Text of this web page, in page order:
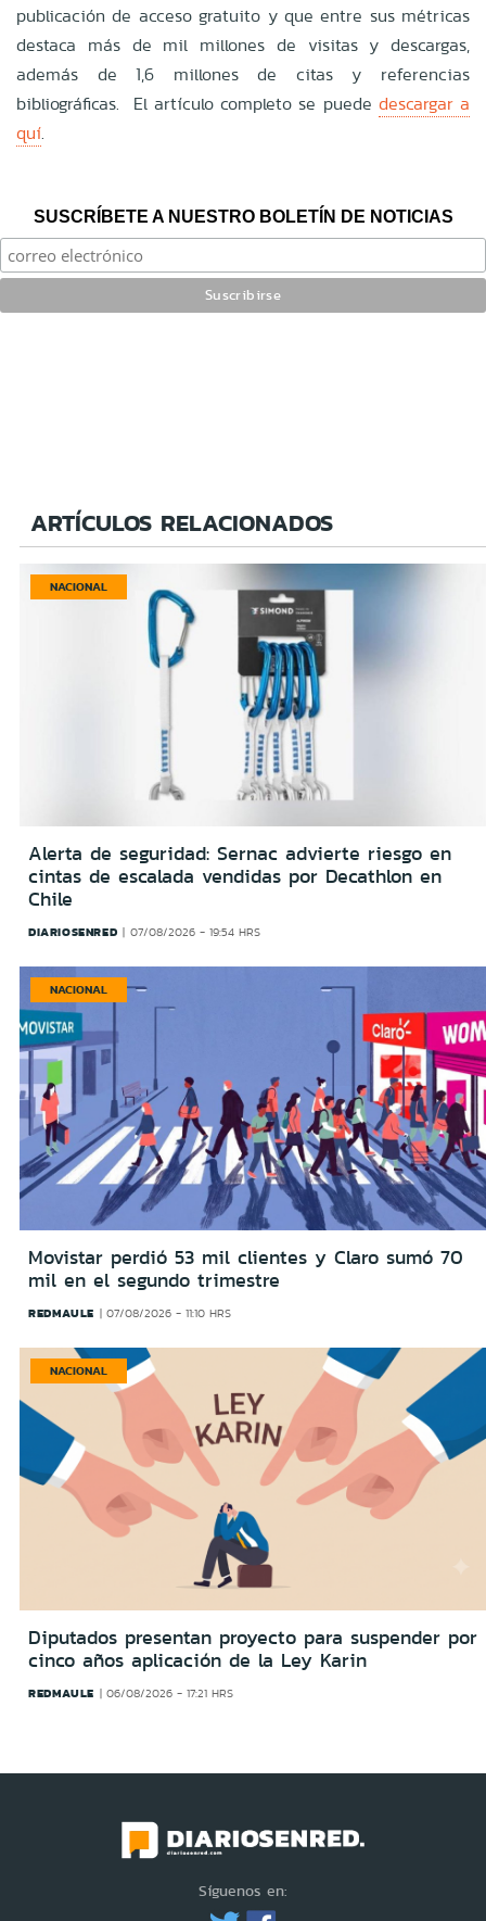
publicación de acceso gratuito y que entre sus métricas
destaca más de mil millones de visitas y descargas,
además de 1,6 millones de citas y referencias
bibliográficas. El artículo completo se puede descargar a
quí.
SUSCRÍBETE A NUESTRO BOLETÍN DE NOTICIAS
ARTÍCULOS RELACIONADOS
NACIONAL
Alerta de seguridad: Sernac advierte riesgo en
cintas de escalada vendidas por Decathlon en
Chile
DIARIOSENRED 07/08/2026 - 19:54 HRS
NACIONAL
Movistar perdió 53 mil clientes y Claro sumó 70
mil en el segundo trimestre
REDMAULE 07/08/2026 - 11:10 HRS
NACIONAL
Diputados presentan proyecto para suspender por
cinco años aplicación de la Ley Karin
REDMAULE 06/08/2026 - 17:21 HRS
Síguenos en: